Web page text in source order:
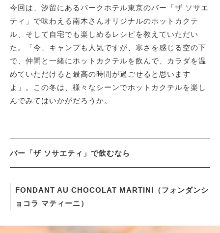
今回は、汐留にあるパークホテル東京のバー「ザ ソサエ
ティ」で味わえる南木さんオリジナルのホットカクテ
ル、そして自宅でも楽しめるレシピを教えていただい
た。「今、キャンプも人気ですが、寒さを感じる空の下
で、仲間と一緒にホットカクテルを飲んで、カラダを温
めていただけると最高の時間が過ごせると思います
よ」。この冬は、様々なシーンでホットカクテルを楽し
んでみてはいかがだろうか。
バー「ザ ソサエティ」で飲むなら
FONDANT AU CHOCOLAT MARTINI（フォンダンシ
ョコラ マティーニ）